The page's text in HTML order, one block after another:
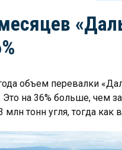
объем перевалки
Это на 36% больше, чем
млн тонн угля, тогда